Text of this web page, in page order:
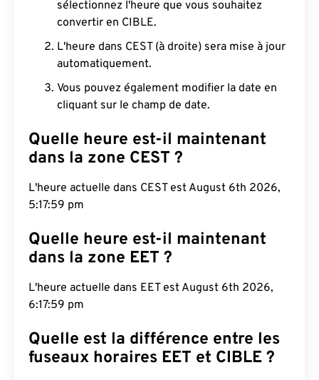
sélectionnez l'heure que vous souhaitez
convertir en CIBLE.
L'heure dans CEST (à droite) sera mise à jour
automatiquement.
Vous pouvez également modifier la date en
cliquant sur le champ de date.
Quelle heure est-il maintenant
dans la zone CEST ?
L'heure actuelle dans CEST est August 6th 2026,
5:18:00 pm
Quelle heure est-il maintenant
dans la zone EET ?
L'heure actuelle dans EET est August 6th 2026,
6:18:00 pm
Quelle est la différence entre les
fuseaux horaires EET et CIBLE ?